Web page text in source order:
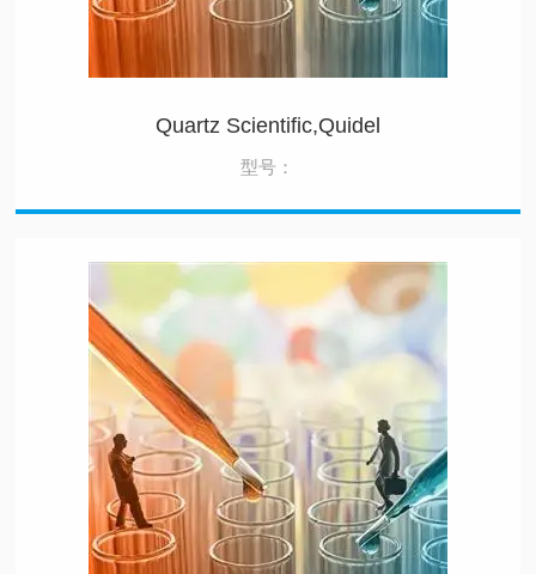
Quartz Scientific,Quidel
型号：